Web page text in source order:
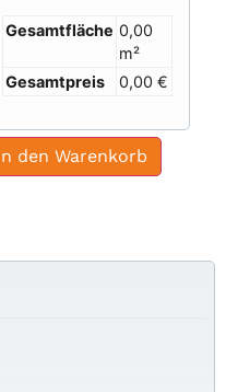
Gesamtfläche 0,00
m²
Gesamtpreis
0,00 €
den Warenkorb